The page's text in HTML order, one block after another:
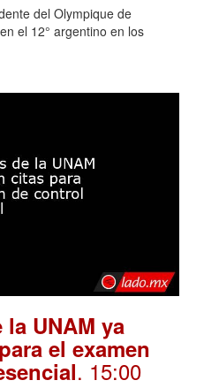
del Olympique de
el 12° argentino en los
UNAM ya
el examen
. 15:00